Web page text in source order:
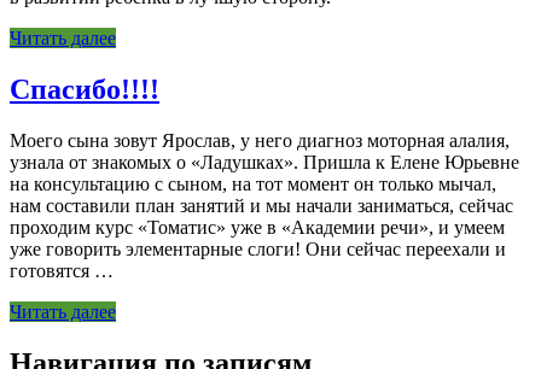
Читать далее
Спасибо!!!!
Моего сына зовут Ярослав, у него диагноз моторная алалия,
узнала от знакомых о «Ладушках». Пришла к Елене Юрьевне
на консультацию с сыном, на тот момент он только мычал,
нам составили план занятий и мы начали заниматься, сейчас
проходим курс «Томатис» уже в «Академии речи», и умеем
уже говорить элементарные слоги! Они сейчас переехали и
готовятся …
Читать далее
Навигация по записям